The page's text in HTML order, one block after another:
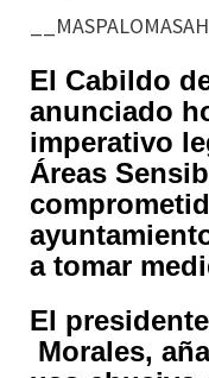
El Cabildo
anunciado
imperativo
Áreas
a tomar
El
Morales,